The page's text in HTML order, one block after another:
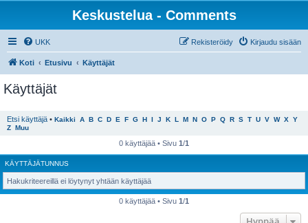
Keskustelua - Comments
UKK Kirjaudu sisään
Rekisteröidy
Koti Etusivu Käyttäjät
Käyttäjät
Etsi käyttäjä • Kaikki A B C D E F G H I J K L M N O P Q R S T U V W X Y
Z Muu
0 käyttäjää • Sivu 1/1
KÄYTTÄJÄTUNNUS
Hakukriteereillä ei löytynyt yhtään käyttäjää
0 käyttäjää • Sivu 1/1